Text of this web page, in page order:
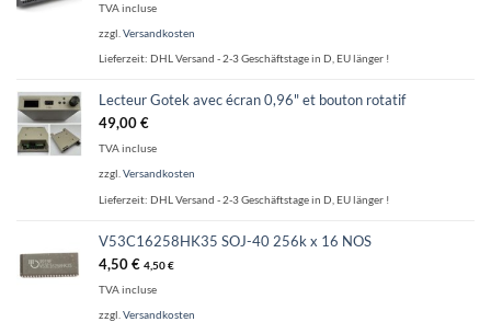
TVA incluse
zzgl. Versandkosten
Lieferzeit: DHL Versand - 2-3 Geschäftstage in D, EU länger !
Lecteur Gotek avec écran 0,96" et bouton rotatif
49,00€
TVA incluse
zzgl.Versandkosten
Lieferzeit: DHL Versand - 2-3 Geschäftstage in D, EU länger !
V53C16258HK35 SOJ-40 256k x 16 NOS
4,50€ 4,50€
TVA incluse
zzgl. Versandkosten